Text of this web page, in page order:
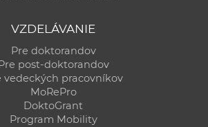
VZDELÁVANIE
Pre doktorandov
post-doktorandov
vedeckých pracovníkov
MoRePro
DoktoGrant
Program Mobility